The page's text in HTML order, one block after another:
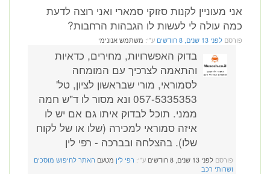
אני מעוניין לקנות סזוקי סמארי ואני רוצה לדעת
כמה עולה לי לעשות לו הגבהות הרחבות?
פורסם לפני 13 שנים, 8 חודשים ע"י: משתמש אנונימי
בדוק האפשרויות, מחירים, כדאיות
והתאמה לצרכיך עם המומחה
לסמוראי, מורי שבראשון לציון, טל'
057-5335353 ונא מסור לו ד"ש חמה
ממני. תוכל לבדוק איתו גם אם יש לו
איזה סמוראי למכירה (שלו או של לקוח
שלו). בהצלחה ובברכה - רפי לין
פורסם לפני 13 שנים, 8 חודשים ע"י: רפי לין מטעם האתר לחיפוש מוסכים
ושרותי רכב